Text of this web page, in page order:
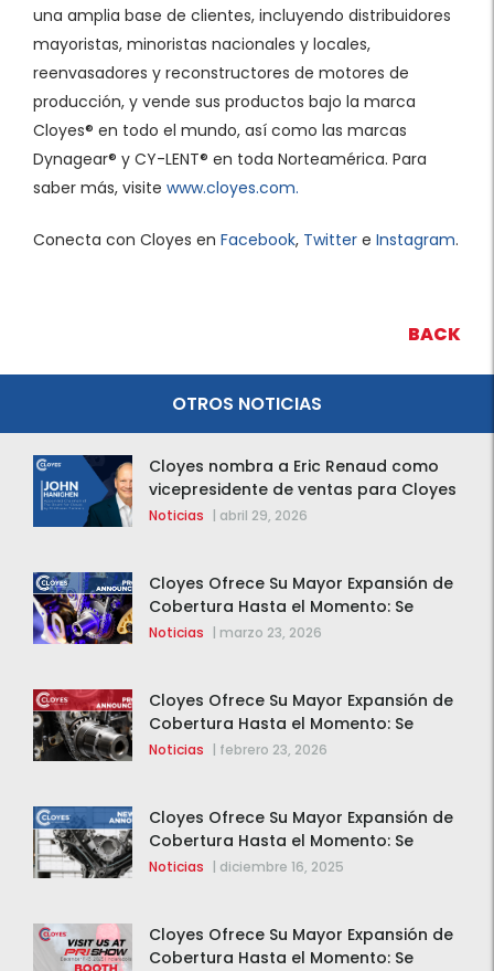
una amplia base de clientes, incluyendo distribuidores
mayoristas, minoristas nacionales y locales,
reenvasadores y reconstructores de motores de
producción, y vende sus productos bajo la marca
Cloyes® en todo el mundo, así como las marcas
Dynagear® y CY-LENT® en toda Norteamérica. Para
saber más, visite www.cloyes.com.
Conecta con Cloyes en Facebook, Twitter e Instagram.
BACK
OTROS NOTICIAS
Cloyes nombra a Eric Renaud como
vicepresidente de ventas para Cloyes
y Rotomaster
Noticias | abril 29, 2026
Cloyes Ofrece Su Mayor Expansión de
Cobertura Hasta el Momento: Se
Agregan 123 Nuevos Componentes de
Noticias | marzo 23, 2026
Cloyes Ofrece Su Mayor Expansión de
Cobertura Hasta el Momento: Se
Agregan 123 Nuevos Componentes de
Noticias | febrero 23, 2026
Cloyes Ofrece Su Mayor Expansión de
Cobertura Hasta el Momento: Se
Agregan 123 Nuevos Componentes de
Noticias | diciembre 16, 2025
Cloyes Ofrece Su Mayor Expansión de
Cobertura Hasta el Momento: Se